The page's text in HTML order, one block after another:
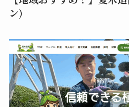
ン)